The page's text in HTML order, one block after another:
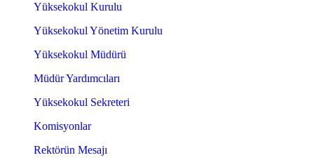
Yüksekokul Kurulu
Yüksekokul Yönetim Kurulu
Yüksekokul Müdürü
Müdür Yardımcıları
Yüksekokul Sekreteri
Komisyonlar
Rektörün Mesajı